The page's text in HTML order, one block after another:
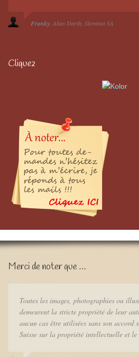
Franky Alias Darth Skynima SA
Cliquez
Merci de noter que …
Toutes les images, photographies ou
demeurent la stricte propriété de leur
aucun cas être utilisées sans son accord
Suisse sur la propriété intellectuelle et